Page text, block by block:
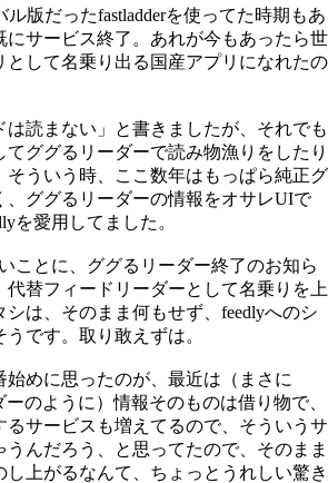
版だったfastladderを使ってた時期もあ
にサービス終了。あれが今もあったら世
として名乗り出る国産アプリになれたの
は読まない」と書きましたが、それでも
ググるリーダーで読み物漁りをしたり
そういう時、ここ数年はもっぱら純正グ
、ググるリーダーの情報をオサレUIで
を愛用してました。
ことに、ググるリーダー終了のお知ら
替フィードリーダーとして名乗りを上
は、そのまま何もせず、feedlyへのシ
です。取り敢えずは。
めに思ったのが、最近は（まさに
ーのように）情報そのものは借り物で、
るサービスも増えてるので、そういうサ
んだろう、と思ってたので、そのまま
上がるなんて、ちょっとうれしい驚き